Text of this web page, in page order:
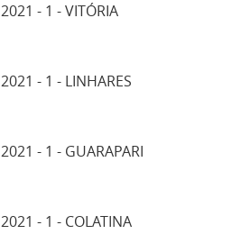
2021 - 1 - VITÓRIA
2021 - 1 - LINHARES
2021 - 1 - GUARAPARI
2021 - 1 - COLATINA